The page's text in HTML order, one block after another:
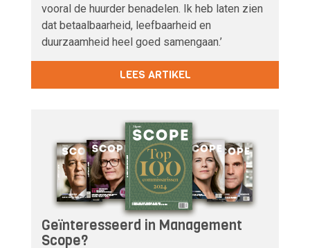
vooral de huurder benadelen. Ik heb laten zien
dat betaalbaarheid, leefbaarheid en
duurzaamheid heel goed samengaan.’
LEES ARTIKEL
Geïnteresseerd in Management
Scope?